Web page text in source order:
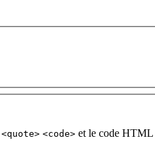
<quote> <code> et le code HTML